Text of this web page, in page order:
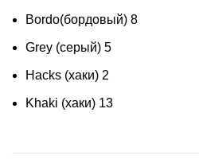
Bordo(бордовый) 8
Grey (серый) 5
Hacks (хаки) 2
Khaki (хаки) 13